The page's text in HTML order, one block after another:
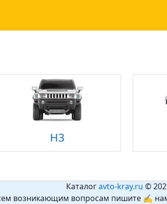
H3
Каталогavto-kray.ru ©
возникающим вопросам пишите ✍